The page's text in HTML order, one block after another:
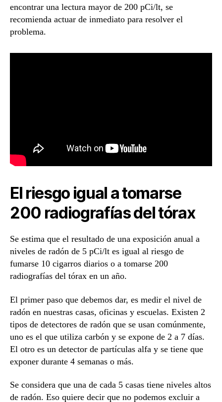
encontrar una lectura mayor de 200 pCi/lt, se
recomienda actuar de inmediato para resolver el
problema.
El riesgo igual a tomarse
200 radiografías del tórax
Se estima que el resultado de una exposición anual a
niveles de radón de 5 pCi/lt es igual al riesgo de
fumarse 10 cigarros diarios o a tomarse 200
radiografías del tórax en un año.
El primer paso que debemos dar, es medir el nivel de
radón en nuestras casas, oficinas y escuelas. Existen 2
tipos de detectores de radón que se usan comúnmente,
uno es el que utiliza carbón y se expone de 2 a 7 días.
El otro es un detector de partículas alfa y se tiene que
exponer durante 4 semanas o más.
Se considera que una de cada 5 casas tiene niveles altos
de radón. Eso quiere decir que no podemos excluir a